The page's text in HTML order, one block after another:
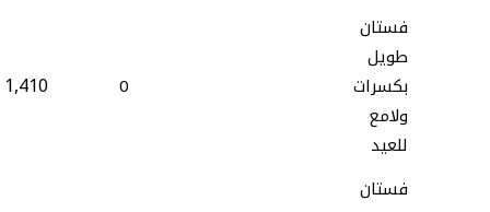
فستان
طويل
بكسرات
ولامع
للعيد
0
1,410
فستان